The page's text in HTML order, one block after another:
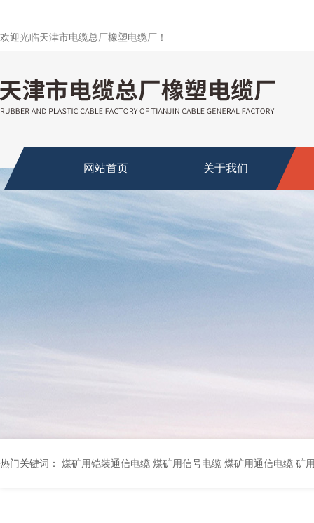
欢迎光临天津市电缆总厂橡塑电缆厂！
网站首页 关于我们
热门关键词： 煤矿用铠装通信电缆 煤矿用信号电缆 煤矿用通信电缆 矿用阻燃通信电缆 矿用监控电缆 矿用通信电缆 橡套软电缆YZ-3*1.5+1 YCW橡胶电缆3*10+1*6 船用橡套软电缆CEFR-3*2.5 煤矿用移动橡套软电缆MY3*4+1*4